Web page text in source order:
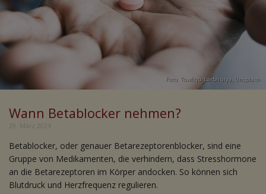
Foto: Towfiqu barbhuiya Unsplash
Wann Betablocker nehmen?
29. März 2024
Betablocker, oder genauer Betarezeptorenblocker, sind eine
Gruppe von Medikamenten, die verhindern, dass Stresshormone
an die Betarezeptoren im Körper andocken. So können sich
Blutdruck und Herzfrequenz regulieren.